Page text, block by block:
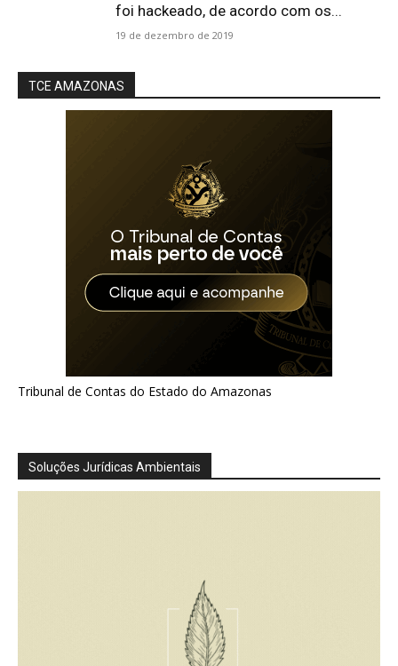
foi hackeado, de acordo com os...
19 de dezembro de 2019
TCE AMAZONAS
Tribunal de Contas do Estado do Amazonas
Soluções Jurídicas Ambientais